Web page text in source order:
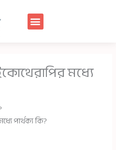
মধ্যে
পার্থক্য কি?